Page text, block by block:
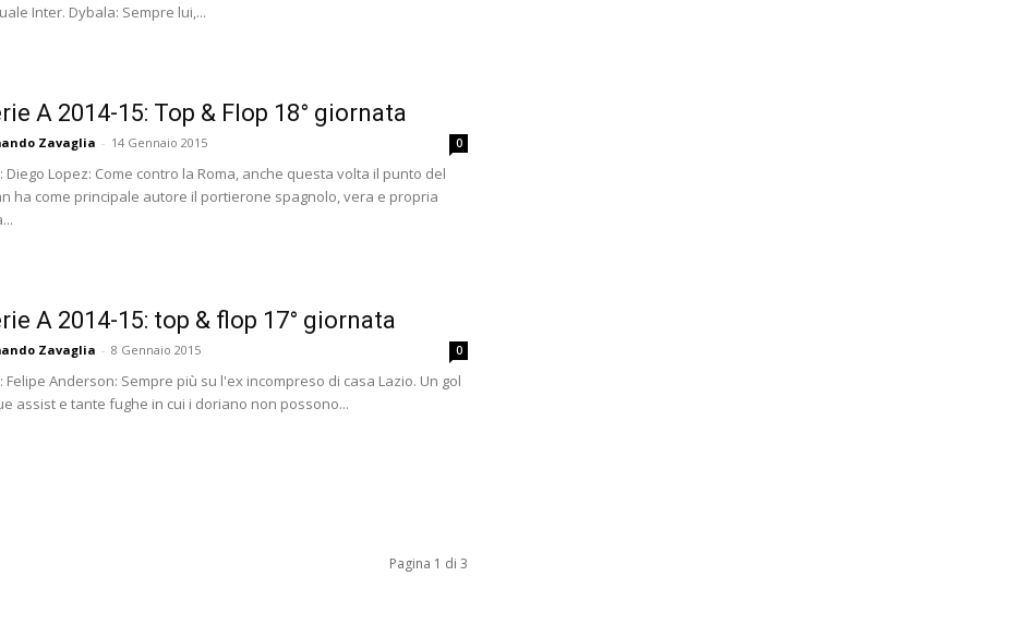
Inter. Dybala: Sempre lui,...
A 2014-15: Top & Flop 18° giornata
Zavaglia - 14 Gennaio 2015 0
Diego Lopez: Come contro la Roma, anche questa volta il punto del
ha come principale autore il portierone spagnolo, vera e propria
A 2014-15: top & flop 17° giornata
Zavaglia - 8 Gennaio 2015 0
Felipe Anderson: Sempre più su l'ex incompreso di casa Lazio. Un gol
assist e tante fughe in cui i doriano non possono...
Pagina 1 di 3